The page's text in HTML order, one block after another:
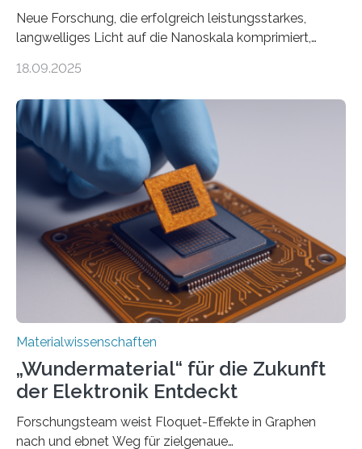
Neue Forschung, die erfolgreich leistungsstarkes,
langwelliges Licht auf die Nanoskala komprimiert,
optoelektronischen Geräten ermöglichen, geleitet von
Forschung, die erfolgreich leistungsstarkes,
langwelliges Licht auf die Nanoskala komprimiert,
könnte Fortschritte in der Terahertz-Optik und bei
optoelektronischen Geräten ermöglichen, geleitet von
Vanderbilt und dem Fritz-Haber-Institut Josh Caldwell,
Professor für Maschinenbau und Direktor des
interdisziplinären Graduiertenprogramms für
Materialwissenschaften an der Vanderbilt University,
und Alexander Paarmann vom Fritz-Haber-Institut
leiteten ein internationales Forschungsprojekt, das…
18.09.2025
Materialwissenschaften
„Wundermaterial“ für die Zukunft
der Elektronik Entdeckt
Forschungsteam weist Floquet-Effekte in Graphen
nach und ebnet Weg für zielgenaue